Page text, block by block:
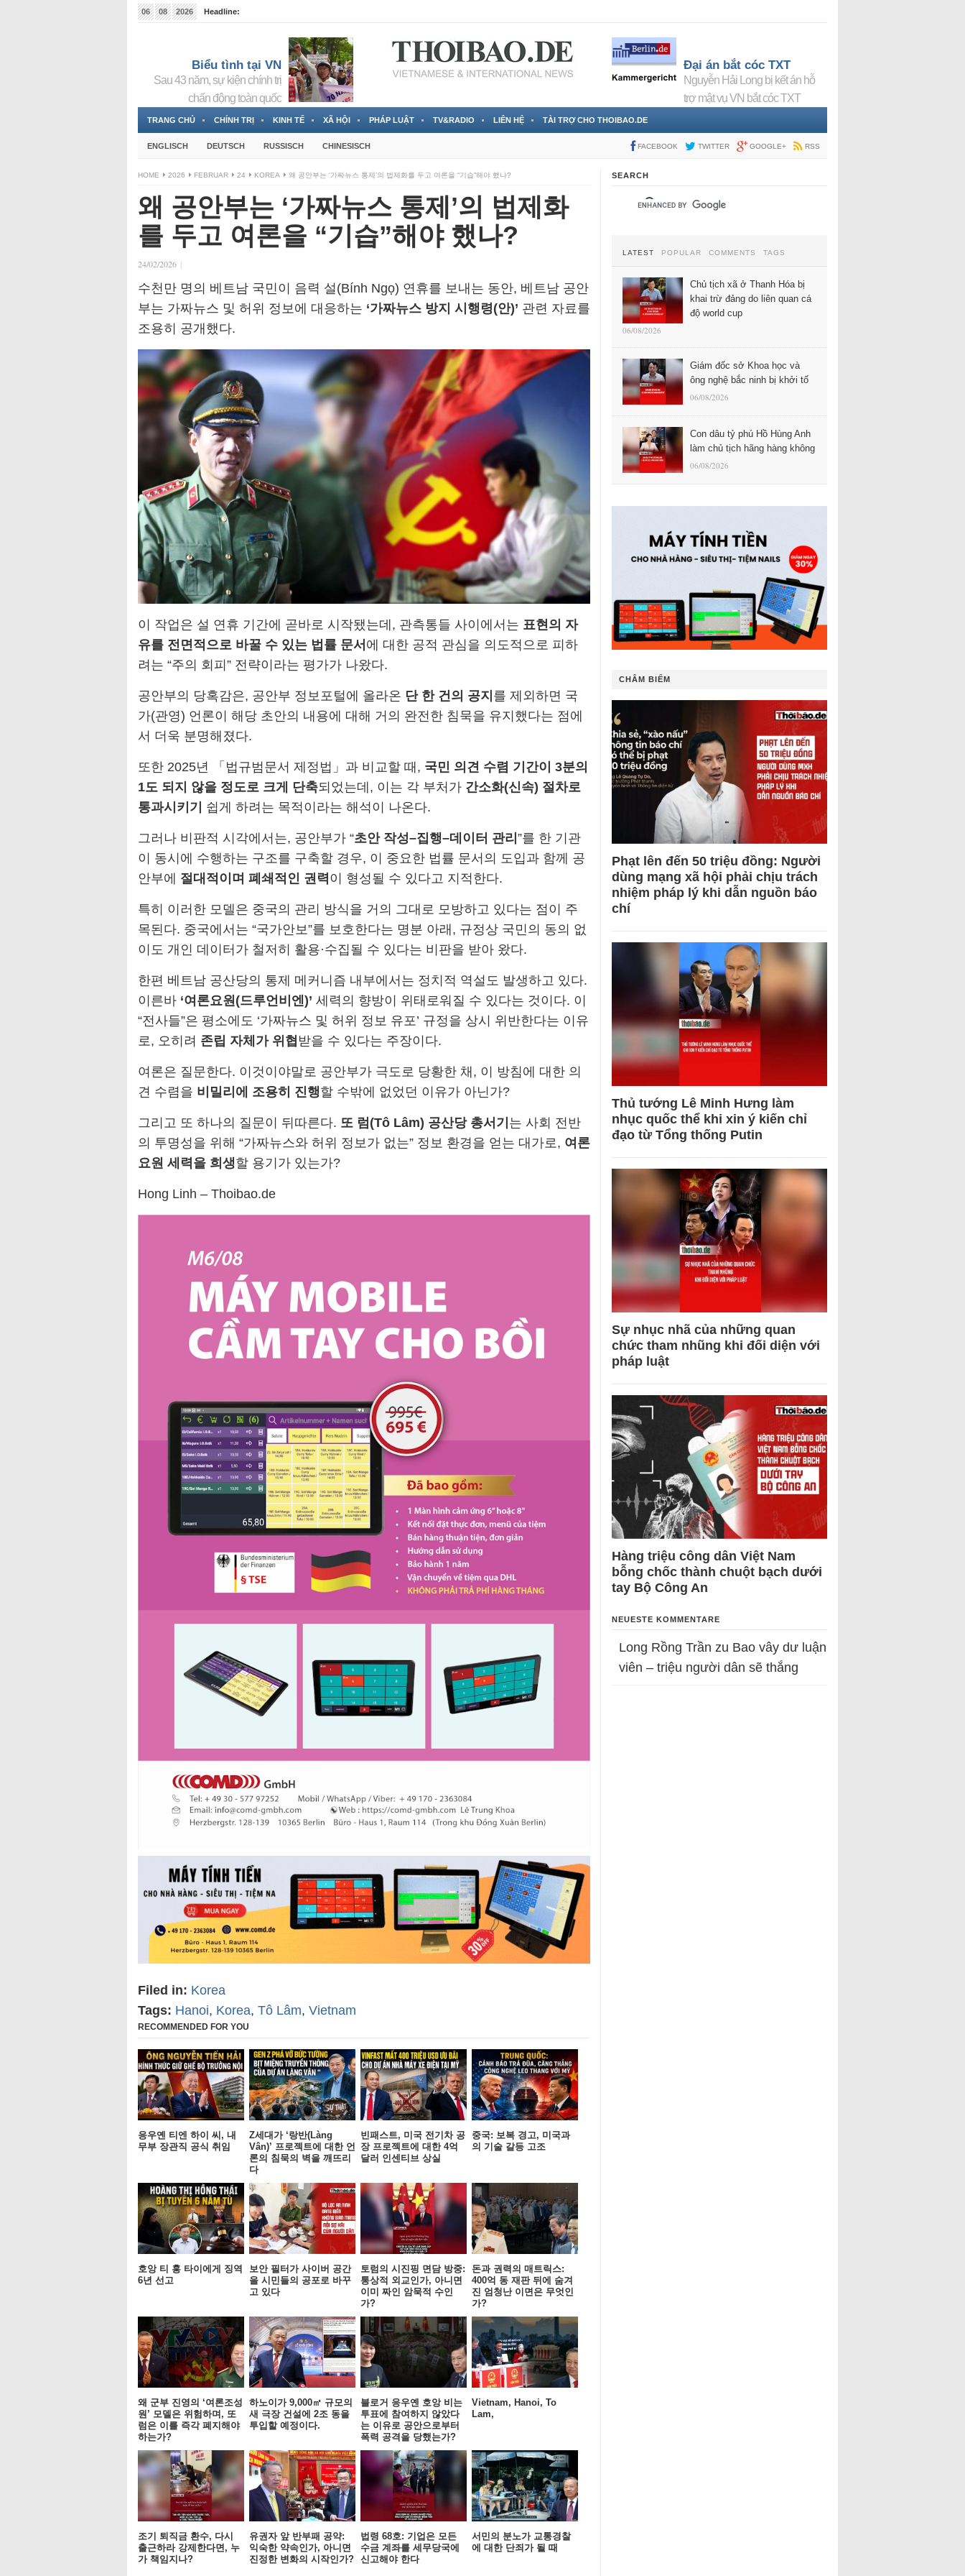
06 08 2026
Headline:
Biểu tình tại VN
Sau 43 năm, sự kiện chính trị
chấn động toàn quốc
Đại án bắt cóc TXT
Nguyễn Hải Long bị kết án hỗ
trợ mật vụ VN bắt cóc TXT
TRANG CHỦ CHÍNH TRỊ KINH TẾ XÃ HỘI PHÁP LUẬT TV&RADIO LIÊN HỆ TÀI TRỢ CHO THOIBAO.DE
ENGLISCH DEUTSCH RUSSISCH CHINESISCH FACEBOOK TWITTER GOOGLE+ RSS
HOME 2026 FEBRUAR 24 KOREA 왜 공안부는 ‘가짜뉴스 통제’의 법제화를 두고 여론을 “기습”해야 했나?
왜 공안부는 ‘가짜뉴스 통제’의 법제화
를 두고 여론을 “기습”해야 했나?
24/02/2026 |
수천만 명의 베트남 국민이 음력 설(Bính Ngọ) 연휴를 보내는 동안, 베트남 공안
부는 가짜뉴스 및 허위 정보에 대응하는 ‘가짜뉴스 방지 시행령(안)’ 관련 자료를
조용히 공개했다.
이 작업은 설 연휴 기간에 곧바로 시작됐는데, 관측통들 사이에서는 표현의 자
유를 전면적으로 바꿀 수 있는 법률 문서 에 대한 공적 관심을 의도적으로 피하
려는 “주의 회피” 전략이라는 평가가 나왔다.
공안부의 당혹감은, 공안부 정보포털에 올라온 단 한 건의 공지 를 제외하면 국
가(관영) 언론이 해당 초안의 내용에 대해 거의 완전한 침묵을 유지했다는 점에
서 더욱 분명해졌다.
또한 2025년 「법규범문서 제정법」과 비교할 때, 국민 의견 수렴 기간이 3분의
1도 되지 않을 정도로 크게 단축되었는데, 이는 각 부처가 간소화(신속) 절차로
통과시키기
쉽게 하려는 목적이라는 해석이 나온다.
그러나 비판적 시각에서는, 공안부가 “초안 작성–집행–데이터 관리 ”를 한 기관
이 동시에 수행하는 구조를 구축할 경우, 이 중요한 법률 문서의 도입과 함께 공
안부에 절대적이며 폐쇄적인 권력 이 형성될 수 있다고 지적한다.
특히 이러한 모델은 중국의 관리 방식을 거의 그대로 모방하고 있다는 점이 주
목된다. 중국에서는 “국가안보”를 보호한다는 명분 아래, 규정상 국민의 동의 없
이도 개인 데이터가 철저히 활용·수집될 수 있다는 비판을 받아 왔다.
한편 베트남 공산당의 통제 메커니즘 내부에서는 정치적 역설도 발생하고 있다.
이른바 ‘여론요원(드루언비엔)’ 세력의 향방이 위태로워질 수 있다는 것이다. 이
“전사들”은 평소에도 ‘가짜뉴스 및 허위 정보 유포’ 규정을 상시 위반한다는 이유
로, 오히려 존립 자체가 위협 받을 수 있다는 주장이다.
여론은 질문한다. 이것이야말로 공안부가 극도로 당황한 채, 이 방침에 대한 의
견 수렴을 비밀리에 조용히 진행할 수밖에 없었던 이유가 아닌가?
그리고 또 하나의 질문이 뒤따른다. 또 럼(Tô Lâm) 공산당 총서기 는 사회 전반
의 투명성을 위해 “가짜뉴스와 허위 정보가 없는” 정보 환경을 얻는 대가로, 여론
요원 세력을 희생할 용기가 있는가?
Hong Linh – Thoibao.de
Filed in: Korea
Tags: Hanoi, Korea, Tô Lâm, Vietnam
RECOMMENDED FOR YOU
응우옌 티엔 하이 씨, 내
무부 장관직 공식 취임
Z세대가 ‘랑반(Làng
Vân)’ 프로젝트에 대한 언
론의 침묵의 벽을 깨뜨리
다
빈패스트, 미국 전기차 공
장 프로젝트에 대한 4억
달러 인센티브 상실
중국: 보복 경고, 미국과
의 기술 갈등 고조
호앙 티 홍 타이에게 징역
6년 선고
보안 필터가 사이버 공간
을 시민들의 공포로 바꾸
고 있다
토럼의 시진핑 면담 방중:
통상적 외교인가, 아니면
이미 짜인 암묵적 수인
가?
돈과 권력의 매트릭스:
400억 동 재판 뒤에 숨겨
진 엄청난 이면은 무엇인
가?
왜 군부 진영의 ‘여론조성
원’ 모델은 위험하며, 또
럼은 이를 즉각 폐지해야
하는가?
하노이가 9,000㎡ 규모의
새 극장 건설에 2조 동을
투입할 예정이다.
블로거 응우옌 호앙 비는
투표에 참여하지 않았다
는 이유로 공안으로부터
폭력 공격을 당했는가?
Vietnam, Hanoi, To
Lam,
조기 퇴직금 환수, 다시
출근하라 강제한다면, 누
가 책임지나?
유권자 앞 반부패 공약:
익숙한 약속인가, 아니면
진정한 변화의 시작인가?
법령 68호: 기업은 모든
수금 계좌를 세무당국에
신고해야 한다
서민의 분노가 교통경찰
에 대한 단죄가 될 때
SEARCH
LATEST POPULAR COMMENTS TAGS
Chủ tịch xã ở Thanh Hóa bị
khai trừ đảng do liên quan cá
độ world cup
06/08/2026
Giám đốc sở Khoa học và
ông nghệ bắc ninh bị khởi tố
06/08/2026
Con dâu tỷ phú Hồ Hùng Anh
làm chủ tịch hãng hàng không
06/08/2026
CHÂM BIẾM
Phạt lên đến 50 triệu đồng: Người
dùng mạng xã hội phải chịu trách
nhiệm pháp lý khi dẫn nguồn báo
chí
Thủ tướng Lê Minh Hưng làm
nhục quốc thể khi xin ý kiến chỉ
đạo từ Tổng thống Putin
Sự nhục nhã của những quan
chức tham nhũng khi đối diện với
pháp luật
Hàng triệu công dân Việt Nam
bỗng chốc thành chuột bạch dưới
tay Bộ Công An
NEUESTE KOMMENTARE
Long Rồng Trần zu Bao vây dư luận
viên – triệu người dân sẽ thắng